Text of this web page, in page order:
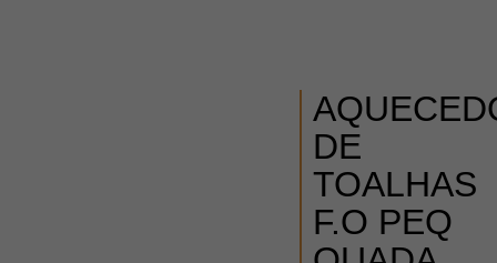
DE
TOALHAS
F.O PEQ